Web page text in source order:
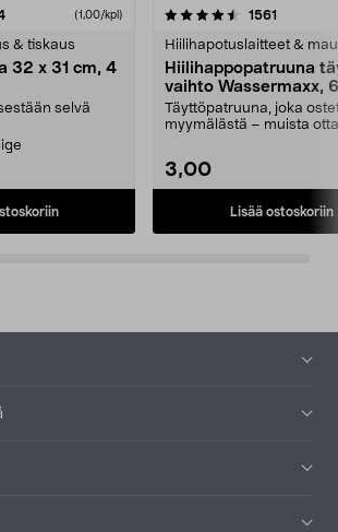
arvostelut (1,00/kpl)
& tiskaus
32 x 31 cm, 4
selvä
1561
Hiilihapotuslaitteet &
Hiilihappopatruuna
vaihto Wassermaxx,
Täyttöpatruuna, joka
myymälästä – muista
3,00
Lisää ostoskoriin
4.5viidestä